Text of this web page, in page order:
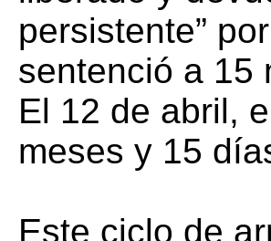
persistente”
sentenció a 15
El 12 de abril,
meses y 15
Este ciclo de